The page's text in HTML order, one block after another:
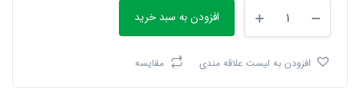
مداربسته
هایک
DS-
افزودن به سبد خرید
افزودن به لیست علاقه مندی مقایسه